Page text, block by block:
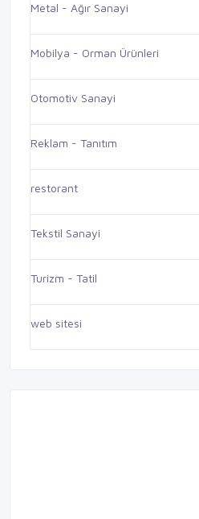
Metal - Ağır Sanayi
Mobilya - Orman Ürünleri
Otomotiv Sanayi
Reklam - Tanıtım
restorant
Tekstil Sanayi
Turizm - Tatil
web sitesi